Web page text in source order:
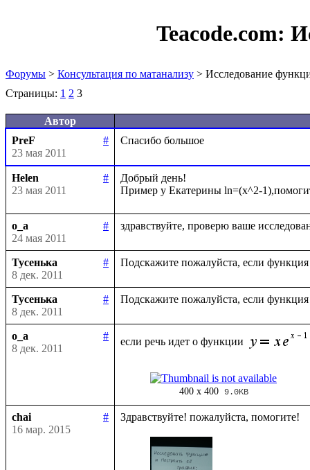
Teacode.com:
Форумы > Консультация по матанализу > Исследование
Страницы: 1 2 3
Автор
PreF
#
23 мая 2011
Helen
#
23 мая 2011
Добрый день!
o_a
#
24 мая 2011
Тусенька
#
8 дек. 2011
Тусенька
#
8 дек. 2011
o_a
#
8 дек. 2011
если речь идет о функции
400 x 400 9.0KB
chai
#
16 мар. 2015